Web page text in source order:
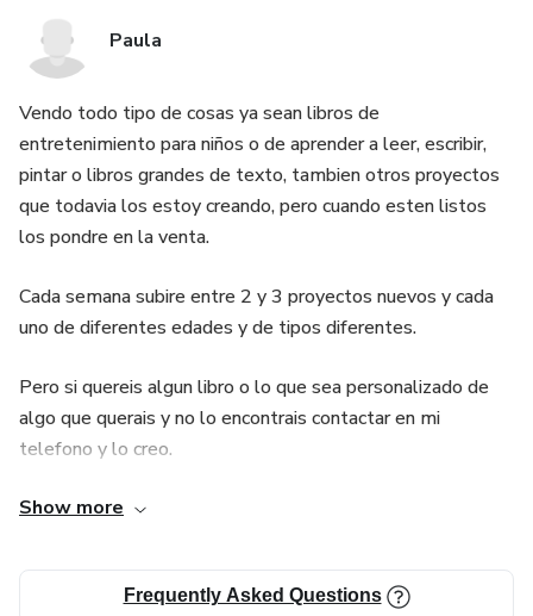
Paula
Vendo todo tipo de cosas ya sean libros de
entretenimiento para niños o de aprender a leer, escribir,
pintar o libros grandes de texto, tambien otros proyectos
que todavia los estoy creando, pero cuando esten listos
los pondre en la venta.
Cada semana subire entre 2 y 3 proyectos nuevos y cada
uno de diferentes edades y de tipos diferentes.
Pero si quereis algun libro o lo que sea personalizado de
algo que querais y no lo encontrais contactar en mi
telefono y lo creo.
Telf: 641602689
Espero que os gusten los proyectos que creo y que los
compartais l lo recomendeis, estare activa cada dia por si
Show more
Frequently Asked Questions